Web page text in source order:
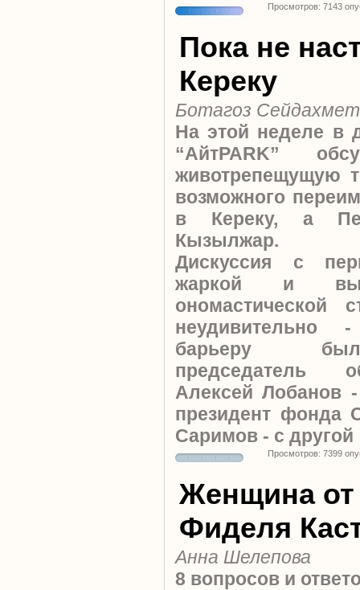
Просмотров: 7143
Пока не
Кереку
Ботагоз
На этой неделе в
“АйтPARK”
животрепещущую
возможного
в Кереку, а
Кызылжар.
Дискуссия с
жаркой и
ономастической
неудивительно
барьеру
председатель
Алексей Лобанов
президент фонда
Саримов - с другой
Просмотров: 7399
Женщина от
Фиделя
Анна Шелепова
8 вопросов и